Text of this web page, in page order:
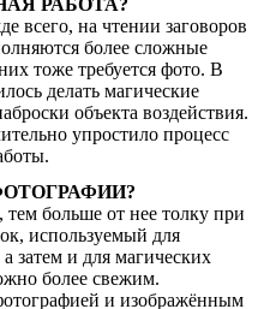
РАБОТА?
всего, на чтении заговоров
более сложные
тоже требуется фото. В
делать магические
объекта воздействия.
упростило процесс
тем больше от нее толку при
используемый для
затем и для магических
более свежим.
и изображённым